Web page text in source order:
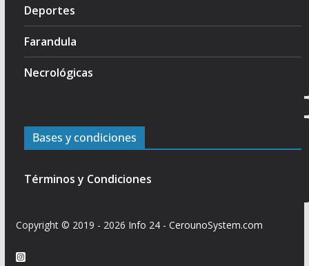
Deportes
Farandula
Necrológicas
Bases y condiciones
Términos y Condiciones
Copyright © 2019 - 2026 Info 24- CerounoSystem.com